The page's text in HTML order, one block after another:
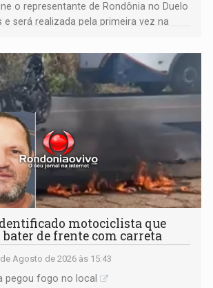
o representante de Rondônia no Duelo
e será realizada pela primeira vez na
motociclista que
de frente com carreta
Agosto de 2026 às 15:43
pegou fogo no local